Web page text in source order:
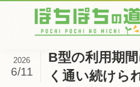
B型の利用期
く通い続けら
2026
6/11